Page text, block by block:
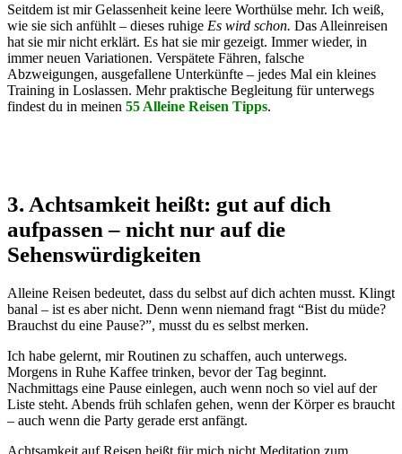
Seitdem ist mir Gelassenheit keine leere Worthülse mehr. Ich weiß,
wie sie sich anfühlt – dieses ruhige Es wird schon. Das Alleinreisen
hat sie mir nicht erklärt. Es hat sie mir gezeigt. Immer wieder, in
immer neuen Variationen. Verspätete Fähren, falsche
Abzweigungen, ausgefallene Unterkünfte – jedes Mal ein kleines
Training in Loslassen. Mehr praktische Begleitung für unterwegs
findest du in meinen 55 Alleine Reisen Tipps.
3. Achtsamkeit heißt: gut auf dich
aufpassen – nicht nur auf die
Sehenswürdigkeiten
Alleine Reisen bedeutet, dass du selbst auf dich achten musst. Klingt
banal – ist es aber nicht. Denn wenn niemand fragt “Bist du müde?
Brauchst du eine Pause?”, musst du es selbst merken.
Ich habe gelernt, mir Routinen zu schaffen, auch unterwegs.
Morgens in Ruhe Kaffee trinken, bevor der Tag beginnt.
Nachmittags eine Pause einlegen, auch wenn noch so viel auf der
Liste steht. Abends früh schlafen gehen, wenn der Körper es braucht
– auch wenn die Party gerade erst anfängt.